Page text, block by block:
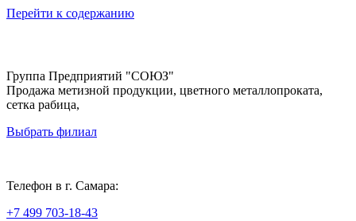
Перейти к содержанию
Группа Предприятий "СОЮЗ"
Продажа метизной продукции, цветного металлопроката,
сетка рабица,
Выбрать филиал
Телефон в г. Самара:
+7 499 703-18-43